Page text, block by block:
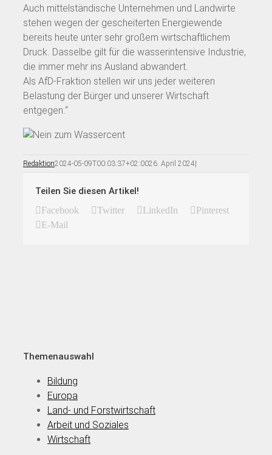
Auch mittelständische Unternehmen und Landwirte
stehen wegen der gescheiterten Energiewende
bereits heute unter sehr großem wirtschaftlichem
Druck. Dasselbe gilt für die wasserintensive Industrie,
die immer mehr ins Ausland abwandert.
Als AfD-Fraktion stellen wir uns jeder weiteren
Belastung der Bürger und unserer Wirtschaft
entgegen.“
Redaktion2024-05-09T00:03:37+02:0026. April 2024|
Teilen Sie diesen Artikel!
Facebook Twitter LinkedIn
Pinterest
E-Mail
Themenauswahl
Bildung
Europa
Land- und Forstwirtschaft
Arbeit und Soziales
Wirtschaft